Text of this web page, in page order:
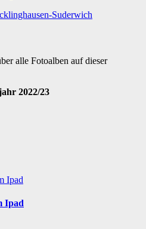
alle Fotoalben auf dieser
2022/23
Ipad